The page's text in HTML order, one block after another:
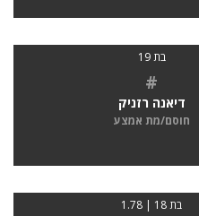
בת 19
#
דיאנה רזניק
חוסם/מת אמצע
בת 18 | 1.78